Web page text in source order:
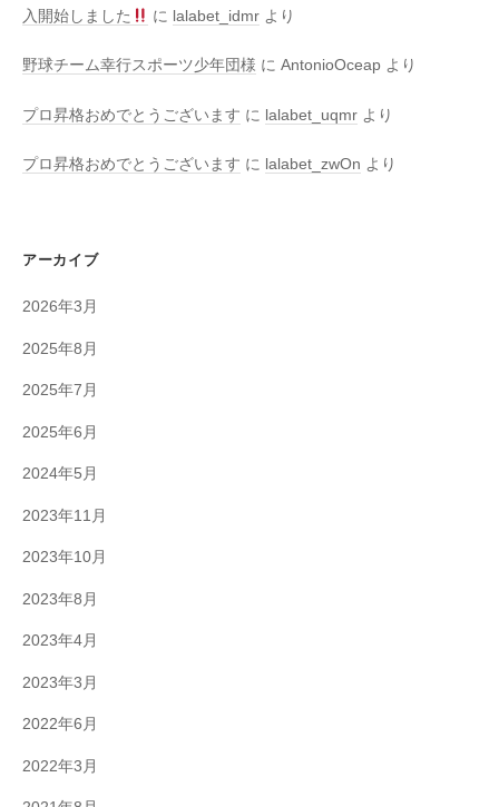
入開始しました
に lalabet_idmr より
野球チーム幸行スポーツ少年団様 に AntonioOceap より
プロ昇格おめでとうございます に lalabet_uqmr より
プロ昇格おめでとうございます に lalabet_zwOn より
アーカイブ
2026年3月
2025年8月
2025年7月
2025年6月
2024年5月
2023年11月
2023年10月
2023年8月
2023年4月
2023年3月
2022年6月
2022年3月